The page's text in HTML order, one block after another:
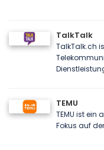
TalkTalk
TalkTalk.ch
TEMU
TEMU ist ein
Fokus auf